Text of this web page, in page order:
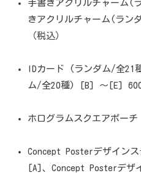
手書きアクリルチャーム
きアクリルチャーム(ラ
（税込）
IDカード (ランダム/全
ム/全20種) [B] ～[E] 600
ホログラムスクエアポーチ
Concept Posterデザイン
[A]、Concept Posterデザ